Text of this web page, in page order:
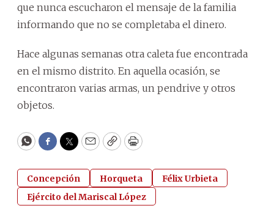
que nunca escucharon el mensaje de la familia
informando que no se completaba el dinero.
Hace algunas semanas otra caleta fue encontrada
en el mismo distrito. En aquella ocasión, se
encontraron varias armas, un pendrive y otros
objetos.
WhatsApp
Facebook
Twitter
EmailCopyPrint
Concepción Horqueta
Félix Urbieta
Ejército del Mariscal López